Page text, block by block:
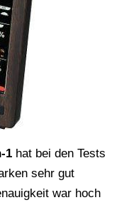
1 hat bei den Tests
sehr gut
war hoch